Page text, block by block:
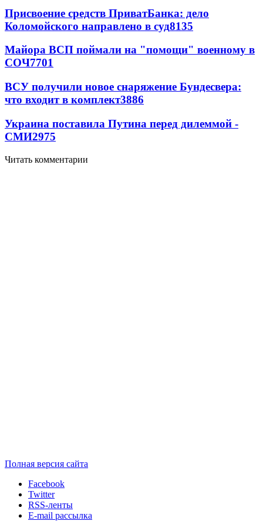
Присвоение средств ПриватБанка: дело
Коломойского направлено в суд8135
Майора ВСП поймали на "помощи" военному в
СОЧ7701
ВСУ получили новое снаряжение Бундесвера:
что входит в комплект3886
Украина поставила Путина перед дилеммой -
СМИ2975
Читать комментарии
Полная версия сайта
Facebook
Twitter
RSS-ленты
E-mail рассылка